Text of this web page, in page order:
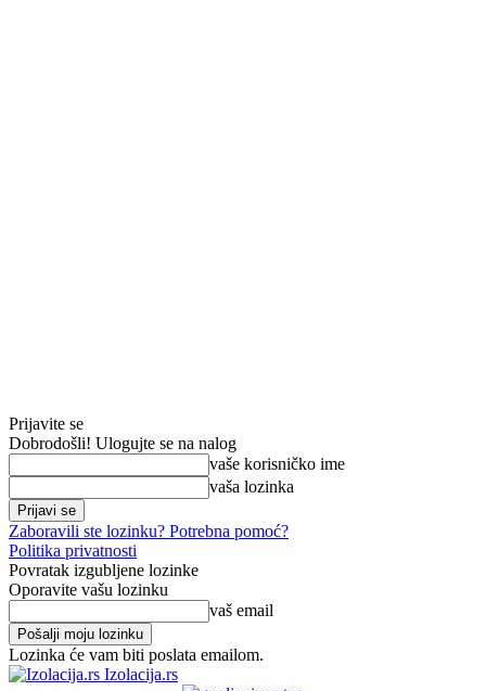
Prijavite se
Dobrodošli! Ulogujte se na nalog
vaše korisničko ime
vaša lozinka
Zaboravili ste lozinku? Potrebna pomoć?
Politika privatnosti
Povratak izgubljene lozinke
Oporavite vašu lozinku
vaš email
Lozinka će vam biti poslata emailom.
Izolacija.rs